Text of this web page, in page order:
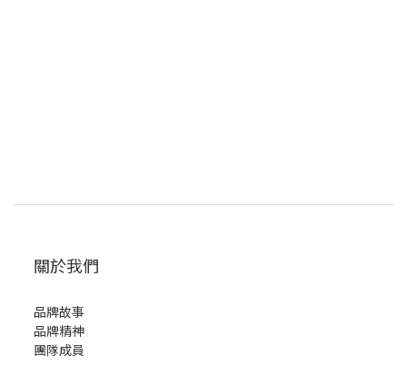
關於我們
品牌故事
品牌精神
團隊成員